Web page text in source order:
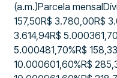
(a.m.)Parcela
157,50R$ 3.780,00R$
3.614,94R$
5.000481,70%R$
10.000601,60%R$